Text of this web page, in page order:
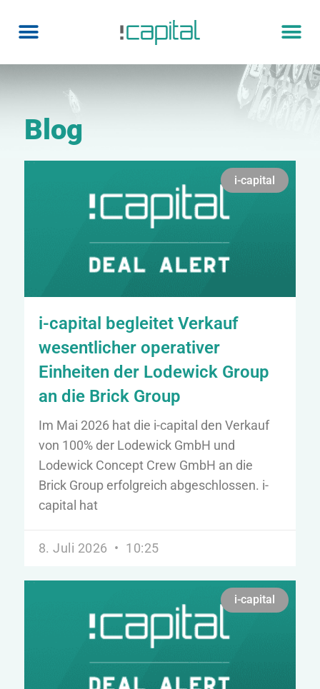
Blog
i-capital
i-capital begleitet Verkauf
wesentlicher operativer
Einheiten der Lodewick Group
an die Brick Group
Im Mai 2026 hat die i-capital den Verkauf
von 100% der Lodewick GmbH und
Lodewick Concept Crew GmbH an die
Brick Group erfolgreich abgeschlossen. i-
capital hat
8. Juli 2026 10:25
i-capital